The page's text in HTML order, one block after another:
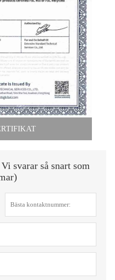
svarar så snart som